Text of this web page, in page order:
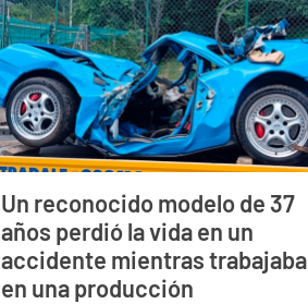
Un reconocido modelo de 37
años perdió la vida en un
accidente mientras trabajaba
en una producción